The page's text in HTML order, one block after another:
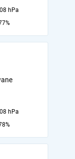
hPa
hPa